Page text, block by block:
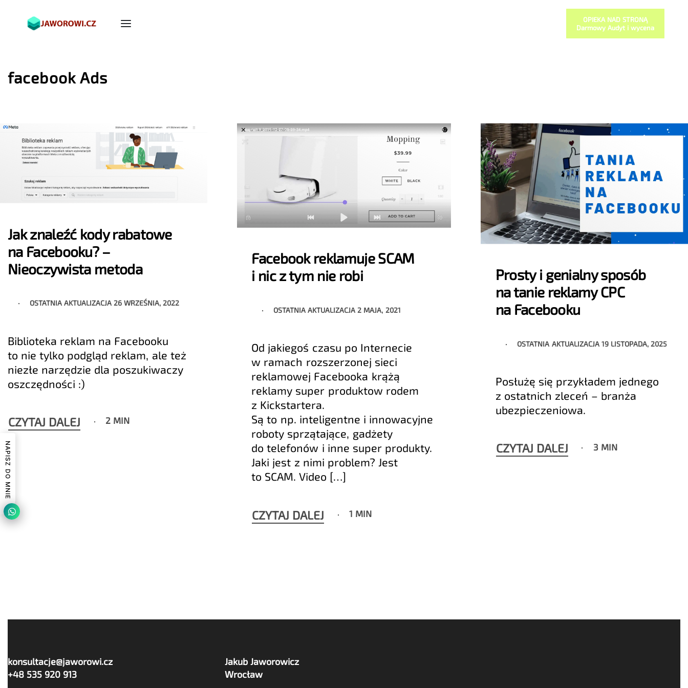
OPIEKA NAD STRONĄ
Darmowy Audyt i wycena
facebook Ads
Jak znaleźć kody rabatowe
na Facebooku? –
Nieoczywista metoda
OSTATNIA AKTUALIZACJA 26 WRZEŚNIA, 2022
Biblioteka reklam na Facebooku
to nie tylko podgląd reklam, ale też
niezłe narzędzie dla poszukiwaczy
oszczędności :)
CZYTAJ DALEJ 2 MIN
Facebook reklamuje SCAM
i nic z tym nie robi
OSTATNIA AKTUALIZACJA 2 MAJA, 2021
Od jakiegoś czasu po Internecie
w ramach rozszerzonej sieci
reklamowej Facebooka krążą
reklamy super produktow rodem
z Kickstartera.
Są to np. inteligentne i innowacyjne
roboty sprzątające, gadżety
do telefonów i inne super produkty.
Jaki jest z nimi problem? Jest
to SCAM. Video […]
CZYTAJ DALEJ 1 MIN
Prosty i genialny sposób
na tanie reklamy CPC
na Facebooku
OSTATNIA AKTUALIZACJA 19 LISTOPADA, 2025
Posłużę się przykładem jednego
z ostatnich zleceń – branża
ubezpieczeniowa.
CZYTAJ DALEJ 3 MIN
konsultacje@jaworowi.cz
+48 535 920 913
Jakub Jaworowicz
Wrocław
NAPISZ DO MNIE